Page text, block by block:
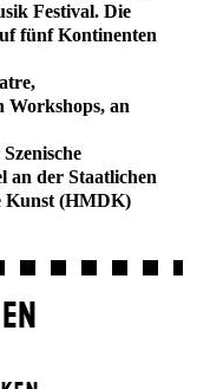
Festival. Die
fünf Kontinenten
Workshops, an
an der Staatlichen
Kunst (HMDK)